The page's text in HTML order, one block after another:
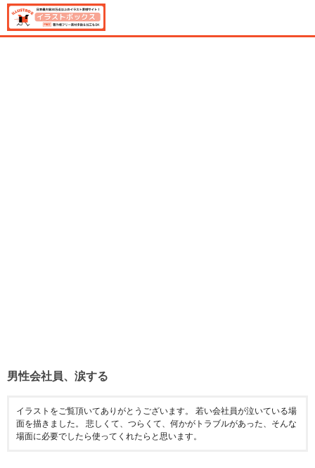
男性会社員、涙する
イラストをご覧頂いてありがとうございます。 若い会社員が泣いている場
面を描きました。 悲しくて、つらくて、何かがトラブルがあった、そんな
場面に必要でしたら使ってくれたらと思います。